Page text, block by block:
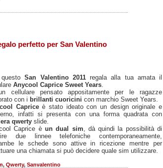
perfetto per San Valentino
questoSan Valentino 2011regala alla tua amata il
Anycool Caprice Sweet Years
cellulare pensato appositamente per le ragazze
con i brillanti cuoricini con marchio Sweet Years.
Capriceè stato ideato con un design originale e
infatti si presenta con una forma quadrata con
qwerty slide.
Caprice è un dual sim , dà quindi la possibilità di
due linnee telefoniche contemporaneamente,
le schede sono attive in ricezione mentre per
una chiamata si può decidere quale sim utilizzare.
, Qwerty, Sanvalentino